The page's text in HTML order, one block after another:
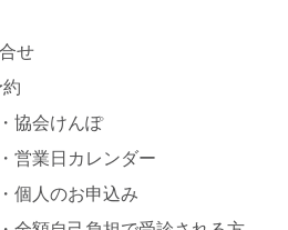
せ
協会けんぽ
営業日カレンダー
個人のお申込み